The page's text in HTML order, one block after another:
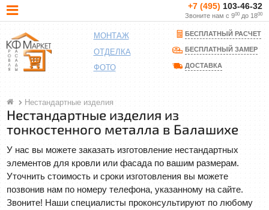
+7 (495) 103-46-32
Звоните нам с 900до 1800
МОНТАЖ
ОТДЕЛКА
ФОТО
БЕСПЛАТНЫЙ РАСЧЕТ
БЕСПЛАТНЫЙ ЗАМЕР
ДОСТАВКА
Нестандартные изделия
Нестандартные изделия из
тонкостенного металла в Балашихе
У нас вы можете заказать изготовление нестандартных
элементов для кровли или фасада по вашим размерам.
Уточнить стоимость и сроки изготовления вы можете
позвонив нам по номеру телефона, указанному на сайте.
Звоните! Наши специалисты проконсультируют по любому